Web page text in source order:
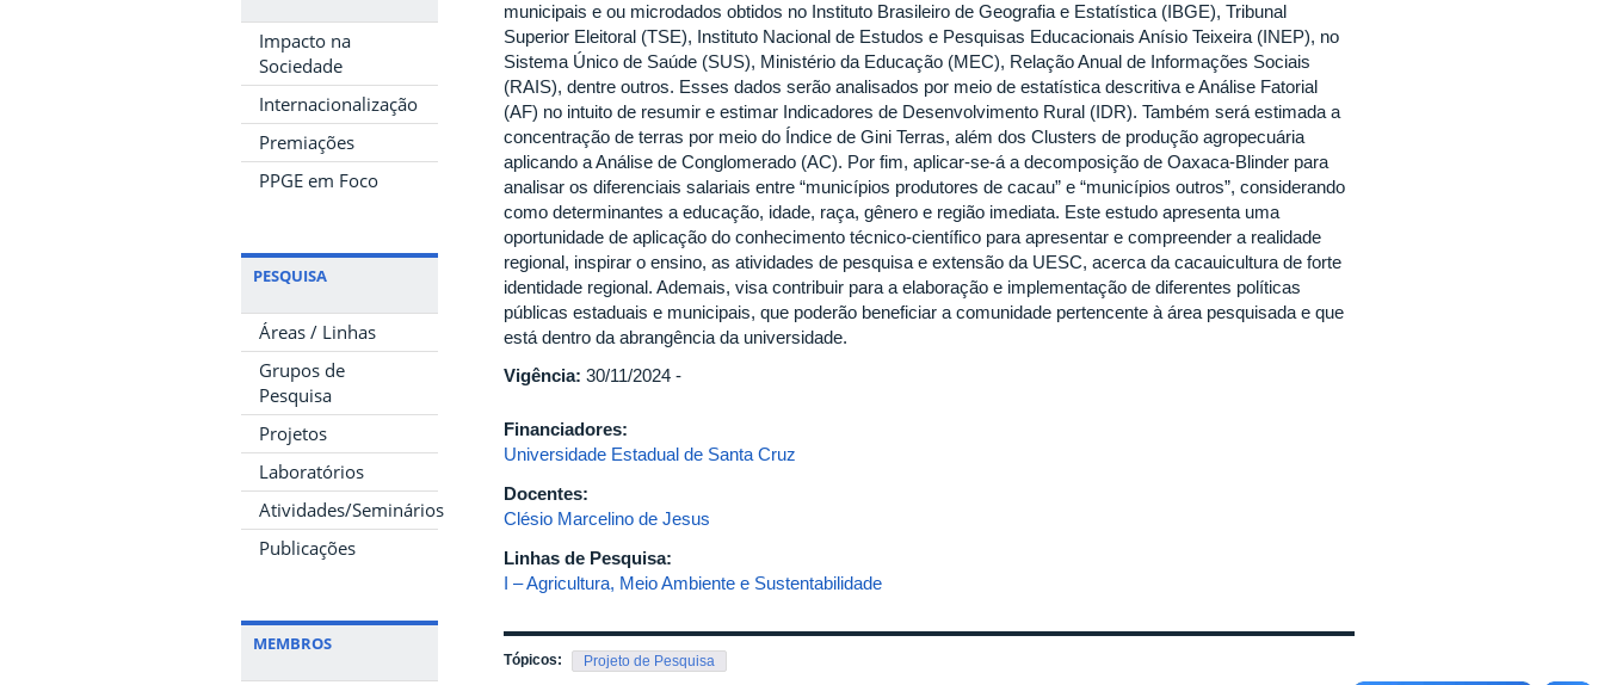
Impacto na
Sociedade
Internacionalização
Premiações
PPGE em Foco
PESQUISA
Áreas / Linhas
Grupos de
Pesquisa
Projetos
Laboratórios
Atividades/Seminários
Publicações
MEMBROS
municipais e ou microdados obtidos no Instituto Brasileiro de Geografia e Estatística (IBGE), Tribunal
Superior Eleitoral (TSE), Instituto Nacional de Estudos e Pesquisas Educacionais Anísio Teixeira (INEP), no
Sistema Único de Saúde (SUS), Ministério da Educação (MEC), Relação Anual de Informações Sociais
(RAIS), dentre outros. Esses dados serão analisados por meio de estatística descritiva e Análise Fatorial
(AF) no intuito de resumir e estimar Indicadores de Desenvolvimento Rural (IDR). Também será estimada a
concentração de terras por meio do Índice de Gini Terras, além dos Clusters de produção agropecuária
aplicando a Análise de Conglomerado (AC). Por fim, aplicar-se-á a decomposição de Oaxaca-Blinder para
analisar os diferenciais salariais entre “municípios produtores de cacau” e “municípios outros”, considerando
como determinantes a educação, idade, raça, gênero e região imediata. Este estudo apresenta uma
oportunidade de aplicação do conhecimento técnico-científico para apresentar e compreender a realidade
regional, inspirar o ensino, as atividades de pesquisa e extensão da UESC, acerca da cacauicultura de forte
identidade regional. Ademais, visa contribuir para a elaboração e implementação de diferentes políticas
públicas estaduais e municipais, que poderão beneficiar a comunidade pertencente à área pesquisada e que
está dentro da abrangência da universidade.
Vigência: 30/11/2024 -
Financiadores:
Universidade Estadual de Santa Cruz
Docentes:
Clésio Marcelino de Jesus
Linhas de Pesquisa:
I – Agricultura, Meio Ambiente e Sustentabilidade
Tópicos: Projeto de Pesquisa